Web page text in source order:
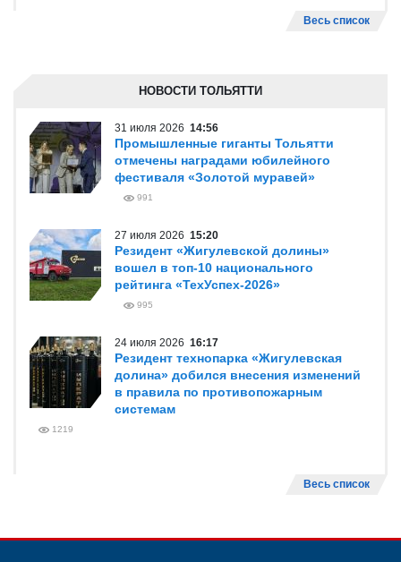
Весь список
НОВОСТИ ТОЛЬЯТТИ
31 июля 2026 14:56
Промышленные гиганты Тольятти
отмечены наградами юбилейного
фестиваля «Золотой муравей»
991
27 июля 2026 15:20
Резидент «Жигулевской долины»
вошел в топ-10 национального
рейтинга «ТехУспех-2026»
995
24 июля 2026 16:17
Резидент технопарка «Жигулевская
долина» добился внесения изменений
в правила по противопожарным
системам
1219
Весь список